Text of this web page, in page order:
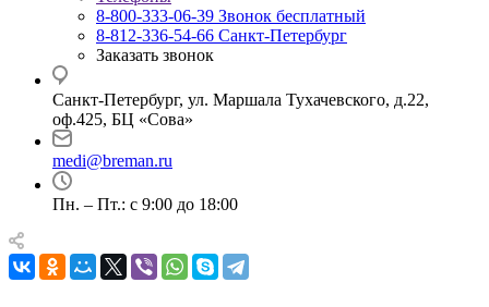
8-800-333-06-39 Звонок бесплатный
8-812-336-54-66 Санкт-Петербург
Заказать звонок
Санкт-Петербург, ул. Маршала Тухачевского, д.22,
оф.425, БЦ «Сова»
medi@breman.ru
Пн. – Пт.: с 9:00 до 18:00